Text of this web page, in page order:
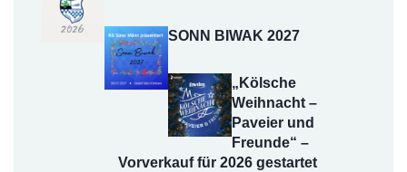
SONN BIWAK 2027
„Kölsche
Weihnacht –
Paveier und
Freunde“ –
Vorverkauf für 2026 gestartet